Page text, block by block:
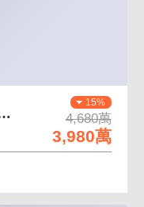
15%
4,680萬
3,980萬
純一樓十米面寬金店面稀有釋出